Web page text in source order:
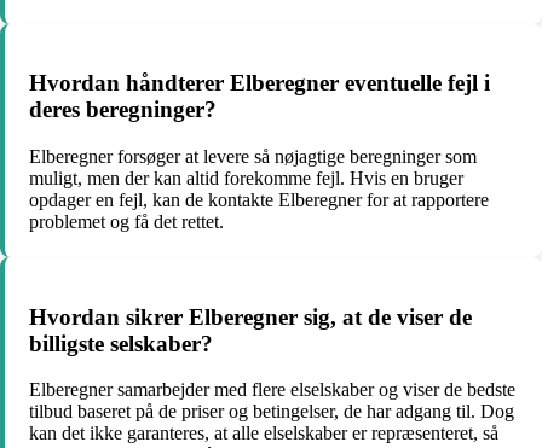
Hvordan håndterer Elberegner eventuelle fejl i
deres beregninger?
Elberegner forsøger at levere så nøjagtige beregninger som
muligt, men der kan altid forekomme fejl. Hvis en bruger
opdager en fejl, kan de kontakte Elberegner for at rapportere
problemet og få det rettet.
Hvordan sikrer Elberegner sig, at de viser de
billigste selskaber?
Elberegner samarbejder med flere elselskaber og viser de bedste
tilbud baseret på de priser og betingelser, de har adgang til. Dog
kan det ikke garanteres, at alle elselskaber er repræsenteret, så